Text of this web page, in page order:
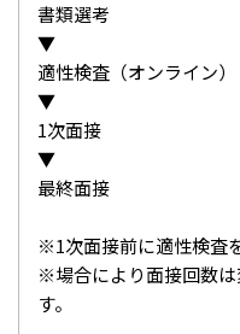
書類選考
▼
適性検査（オンライン）
▼
1次面接
▼
最終面接
※1次面接前に適性検査
※場合により面接回数
す。